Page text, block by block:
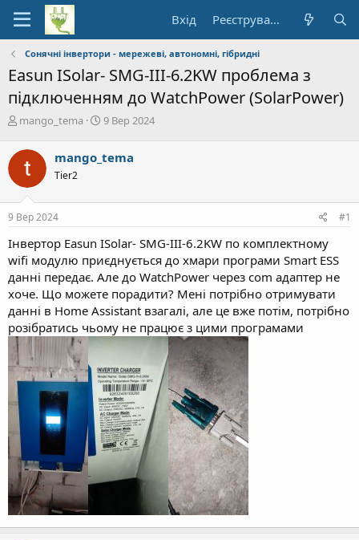
Вхід Реєстрування
Сонячні інвертори - мережеві, автономні, гібридні
Easun ISolar- SMG-III-6.2KW проблема з
підключенням до WatchPower (SolarPower)
А
т
о
т
е
м
mango_tema
Д
а
ч
к
у
9 Вер 2024
mango_tema
Tier2
9 Вер 2024 #1
Інвертор Easun ISolar- SMG-III-6.2KW по комплектному
wifi модулю приєднується до хмари програми Smart ESS
данні передає. Але до WatchPower через com адаптер не
хоче. Що можете порадити? Мені потрібно отримувати
данні в Home Assistant взагалі, але це вже потім, потрібно
розібратись чьому не працює з цими програмами